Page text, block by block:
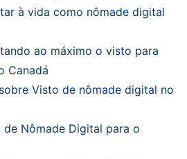
à vida como nômade digital
ao máximo o visto para
Canadá
Visto de nômade digital no
de Nômade Digital para o